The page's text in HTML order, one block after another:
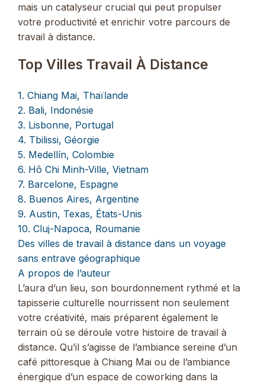
mais un catalyseur crucial qui peut propulser
votre productivité et enrichir votre parcours de
travail à distance.
Top Villes Travail À Distance
1. Chiang Mai, Thaïlande
2. Bali, Indonésie
3. Lisbonne, Portugal
4. Tbilissi, Géorgie
5. Medellín, Colombie
6. Hô Chi Minh-Ville, Vietnam
7. Barcelone, Espagne
8. Buenos Aires, Argentine
9. Austin, Texas, États-Unis
10. Cluj-Napoca, Roumanie
Des villes de travail à distance dans un voyage
sans entrave géographique
A propos de l’auteur
L’aura d’un lieu, son bourdonnement rythmé et la
tapisserie culturelle nourrissent non seulement
votre créativité, mais préparent également le
terrain où se déroule votre histoire de travail à
distance. Qu’il s’agisse de l’ambiance sereine d’un
café pittoresque à Chiang Mai ou de l’ambiance
énergique d’un espace de coworking dans la